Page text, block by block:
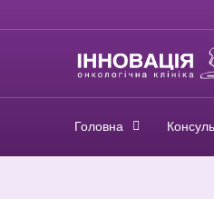
Головна